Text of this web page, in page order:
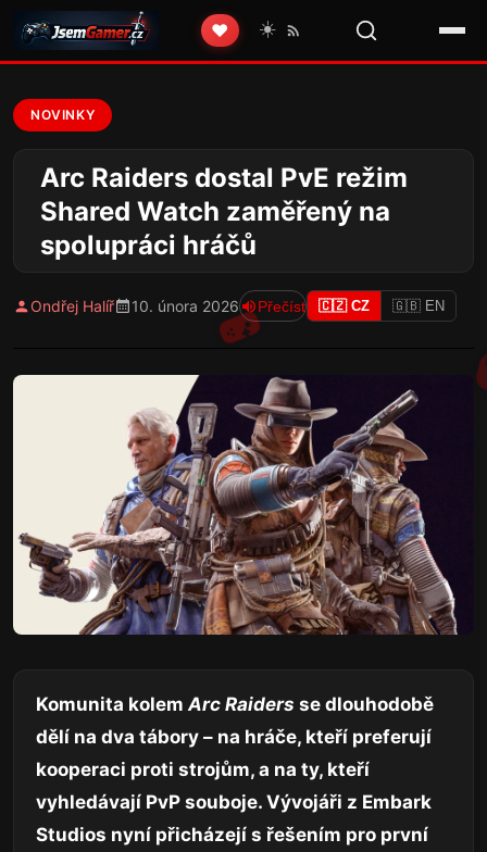
❤️ ☀️
NOVINKY
Arc Raiders dostal PvE režim
Shared Watch zaměřený na
spolupráci hráčů
Ondřej Halíř 10. února 2026 Přečíst 🇨🇿 CZ 🇬🇧 EN
Komunita kolem Arc Raiders se dlouhodobě
dělí na dva tábory – na hráče, kteří preferují
kooperaci proti strojům, a na ty, kteří
vyhledávají PvP souboje. Vývojáři z Embark
Studios nyní přicházejí s řešením pro první